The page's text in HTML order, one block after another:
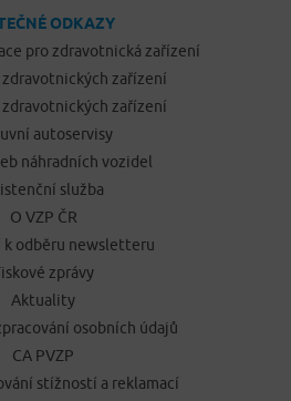
ODKAZY
pro zdravotnická zařízení
zařízení
zařízení
autoservisy
náhradních vozidel
služba
O VZP ČR
k odběru newsletteru
zprávy
Aktuality
osobních údajů
CA PVZP
stížností a reklamací